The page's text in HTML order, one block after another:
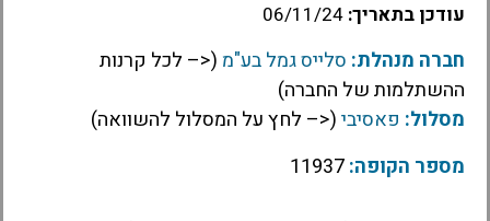
עודכן בתאריך: 06/11/24
חברה מנהלת: סלייס גמל בע"מ (<– לכל קרנות
ההשתלמות של החברה)
מסלול: פאסיבי(<– לחץ על המסלול להשוואה)
מספר הקופה: